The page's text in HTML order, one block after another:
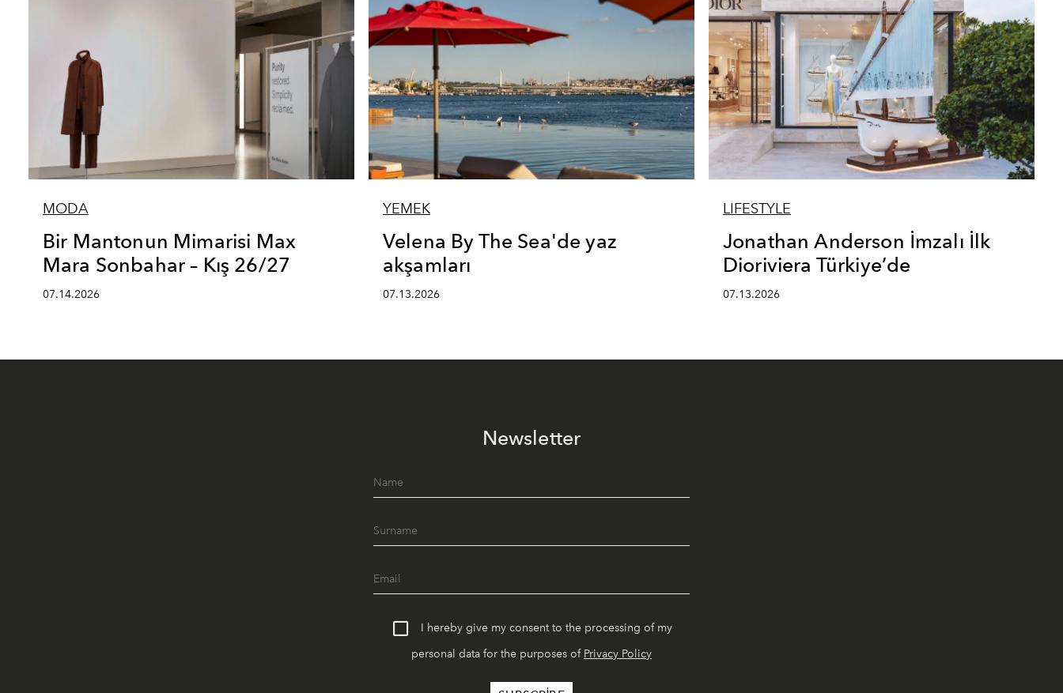
MODA
Bir Mantonun Mimarisi Max
Mara Sonbahar – Kış 26/27
07.14.2026
YEMEK
Velena By The Sea'de yaz
akşamları
07.13.2026
LIFESTYLE
Jonathan Anderson İmzalı İlk
Dioriviera Türkiye’de
07.13.2026
Newsletter
I hereby give my consent to the processing of my
personal data for the purposes of Privacy Policy